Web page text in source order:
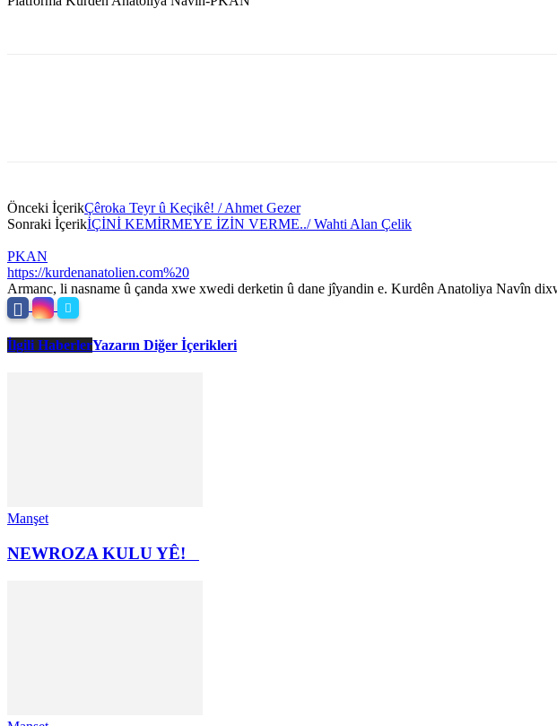
Önceki İçerikÇêroka Teyr û Keçikê! / Ahmet Gezer
Sonraki İçerikİÇİNİ KEMİRMEYE İZİN VERME../ Wahti Alan Çelik
PKAN
https://kurdenanatolien.com%20
Armanc, li nasname û çanda xwe xwedi derketin û dane jîyandin e. Kurdên Anatoliya Navîn
İlgili HaberlerYazarın Diğer İçerikleri
Manşet
NEWROZA KULU YÊ!